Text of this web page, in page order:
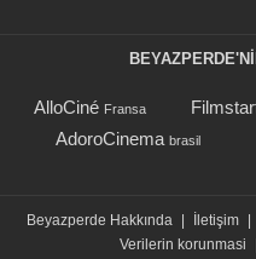
AlloCiné Fransa
AdoroCinema brasil
Beyazperde Hakkında İletişim
Verilerin korunmasi